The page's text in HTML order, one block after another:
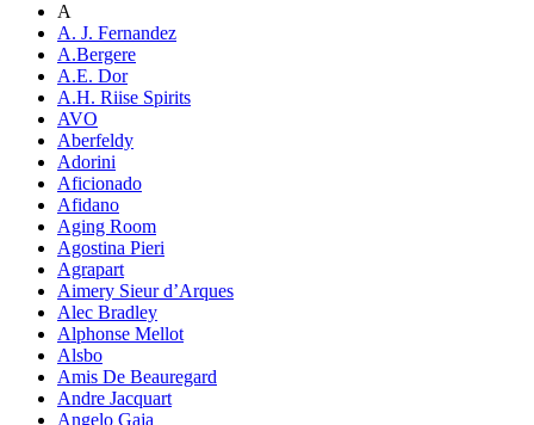
A
A. J. Fernandez
A.Bergere
A.E. Dor
A.H. Riise Spirits
AVO
Aberfeldy
Adorini
Aficionado
Afidano
Aging Room
Agostina Pieri
Agrapart
Aimery Sieur d’Arques
Alec Bradley
Alphonse Mellot
Alsbo
Amis De Beauregard
Andre Jacquart
Angelo Gaja